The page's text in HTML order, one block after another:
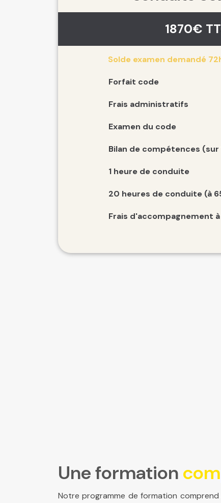
1870€
Solde examen demandé
Forfait code
Frais administratifs
Examen du code
Bilan de compétences (sur
1 heure de conduite
20 heures de conduite (à
Frais d'accompagnement
Une formation
Notre programme de formation